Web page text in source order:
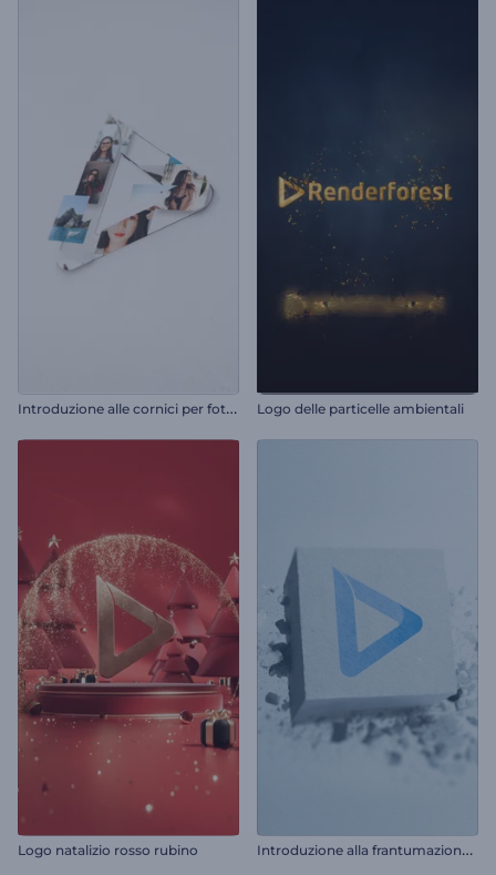
I
ntroduzione alle cornici per foto a mosaico Logo delle particelle ambientali
Logo natalizio rosso rubino I
ntroduzione alla frantumazione del blocco di pietra